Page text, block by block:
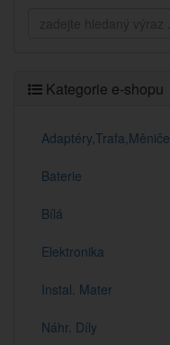
Kategorie e-shopu
Adaptéry,Trafa,Měniče
Baterie
Bílá
Elektronika
Instal. Mater
Náhr. Díly